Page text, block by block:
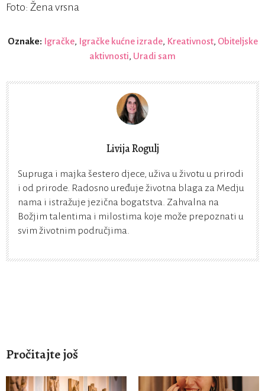
Foto: Žena vrsna
Oznake: Igračke, Igračke kućne izrade, Kreativnost, Obiteljske
aktivnosti, Uradi sam
Livija Rogulj
Supruga i majka šestero djece, uživa u životu u prirodi
i od prirode. Radosno uređuje životna blaga za Medju
nama i istražuje jezična bogatstva. Zahvalna na
Božjim talentima i milostima koje može prepoznati u
svim životnim područjima.
Pročitajte još